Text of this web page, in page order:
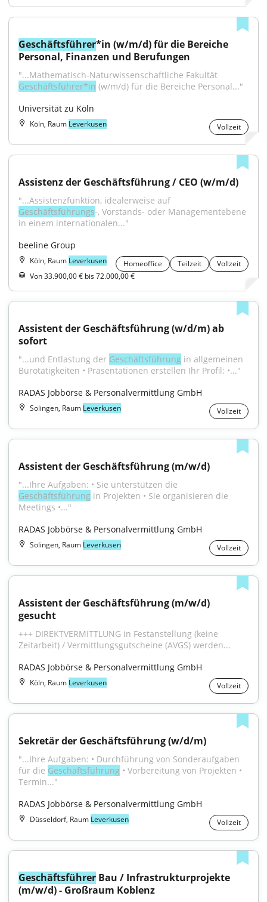
Geschäftsführer*in (w/m/d) für die Bereiche
Personal, Finanzen und Berufungen
Geschäftsführer*in (w/m/d) für die Bereiche Personal..."
Universität zu Köln
Köln, Raum Leverkusen Vollzeit
Assistenz der Geschäftsführung / CEO (w/m/d)
Geschäftsführungs-, Vorstands- oder Managementebene
in einem internationalen..."
beeline Group
Köln, Raum Leverkusen Homeoffice Teilzeit
Vollzeit
Von 33.900,00 € bis 72.000,00 €
Assistent der Geschäftsführung (w/d/m) ab
sofort
"...und Entlastung der Geschäftsführung in allgemeinen
Bürotätigkeiten • Präsentationen erstellen Ihr Profil: •..."
RADAS Jobbörse & Personalvermittlung GmbH
Solingen, Raum Leverkusen Vollzeit
Assistent der Geschäftsführung (m/w/d)
Geschäftsführung in Projekten • Sie organisieren die
Meetings •..."
RADAS Jobbörse & Personalvermittlung GmbH
Solingen, Raum Leverkusen Vollzeit
Assistent der Geschäftsführung (m/w/d)
gesucht
+++ DIREKTVERMITTLUNG in Festanstellung (keine
Zeitarbeit) / Vermittlungsgutscheine (AVGS) werden...
RADAS Jobbörse & Personalvermittlung GmbH
Köln, Raum Leverkusen Vollzeit
Sekretär der Geschäftsführung (w/d/m)
"...Ihre Aufgaben: • Durchführung von Sonderaufgaben
für die Geschäftsführung • Vorbereitung von Projekten •
Termin..."
RADAS Jobbörse & Personalvermittlung GmbH
Düsseldorf, Raum Leverkusen Vollzeit
Geschäftsführer Bau / Infrastrukturprojekte
(m/w/d) - Großraum Koblenz